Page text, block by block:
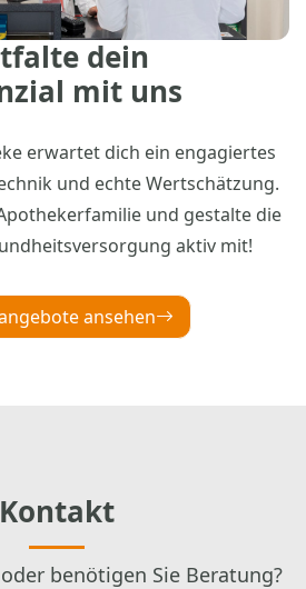
dein
mit uns
erwartet dich ein engagiertes
und echte Wertschätzung.
und gestalte die
aktiv mit!
ansehen
Kontakt
benötigen Sie Beratung?